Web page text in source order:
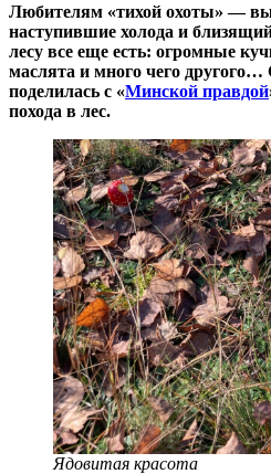
Любителям «тихой охоты» —
наступившие холода и
лесу все еще есть: огромные
маслята и много чего
поделилась с «Минской правдой
похода в лес.
Ядовитая красота